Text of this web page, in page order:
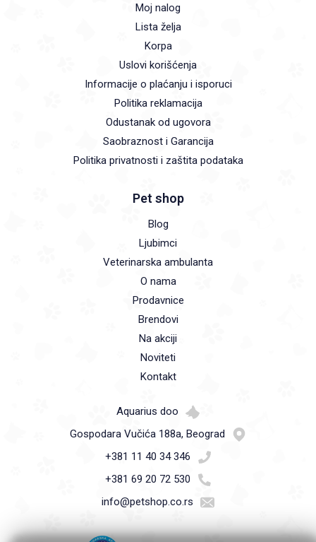
Moj nalog
Lista želja
Korpa
Uslovi korišćenja
Informacije o plaćanju i isporuci
Politika reklamacija
Odustanak od ugovora
Saobraznost i Garancija
Politika privatnosti i zaštita podataka
Pet shop
Blog
Ljubimci
Veterinarska ambulanta
O nama
Prodavnice
Brendovi
Na akciji
Noviteti
Kontakt
Aquarius doo
Gospodara Vučića 188a, Beograd
+381 11 40 34 346
+381 69 20 72 530
info@petshop.co.rs